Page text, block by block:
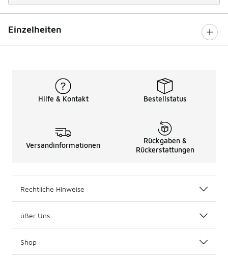
Einzelheiten
Hilfe & Kontakt Bestellstatus
Versandinformationen
Rückgaben &
Rückerstattungen
Rechtliche Hinweise
üBer Uns
Shop